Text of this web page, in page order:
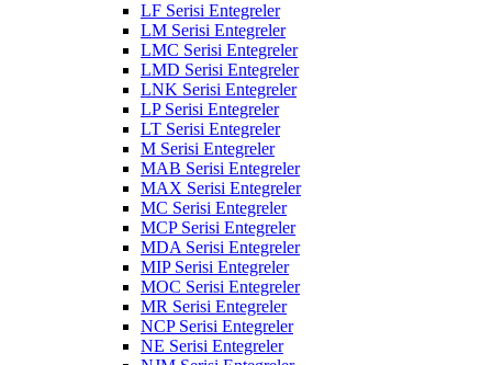
LF Serisi Entegreler
LM Serisi Entegreler
LMC Serisi Entegreler
LMD Serisi Entegreler
LNK Serisi Entegreler
LP Serisi Entegreler
LT Serisi Entegreler
M Serisi Entegreler
MAB Serisi Entegreler
MAX Serisi Entegreler
MC Serisi Entegreler
MCP Serisi Entegreler
MDA Serisi Entegreler
MIP Serisi Entegreler
MOC Serisi Entegreler
MR Serisi Entegreler
NCP Serisi Entegreler
NE Serisi Entegreler